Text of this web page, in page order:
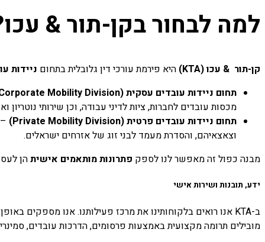
למה לבחור בקן-תור &
קן-תור & עכו(KTA) היא פירמת עורכי דין גלובלית בתחום ניידות
תחום ניידות עובדים עסקית(Corporate Mobility Division)
מכסות עובדים לחברות, ציות לדיני עבודה, וכן שירותי
תחום ניידות עובדים פרטית(Private Mobility Division)
–
וצאצאיהם, והסדרת מעמד לבני זוג של אזרחים ישראלים.
מבנה כפול זה מאפשר לנו לספק פתרונות מותאמים אישיתהן
ידע, תובנות ושירות אישי
ב-KTA אנו רואים בלקוחותינו את מרכז פעילותנו. אנו מספקים
מובילים תרומה מקצועית באמצעות פרסומים, הדרכות עובדים,